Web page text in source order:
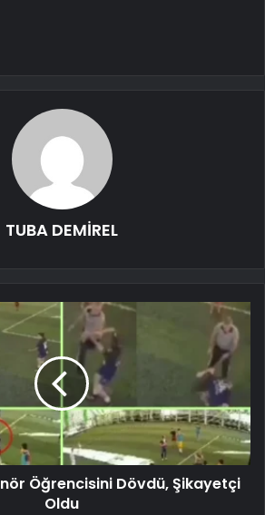
TUBA DEMİREL
Öğrencisini Dövdü, Şikayetçi
Oldu